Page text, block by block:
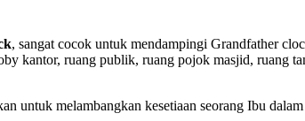
, sangat cocok untuk mendampingi Grandfather
kantor, ruang publik, ruang pojok masjid, ruang
untuk melambangkan kesetiaan seorang Ibu